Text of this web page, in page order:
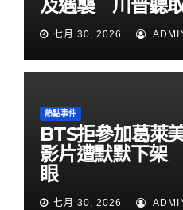
及遇襲 川普聽
七月 30, 2026
熱點事件
BTS拒參加葛萊
影片遭默默下架
眼
七月 30, 2026